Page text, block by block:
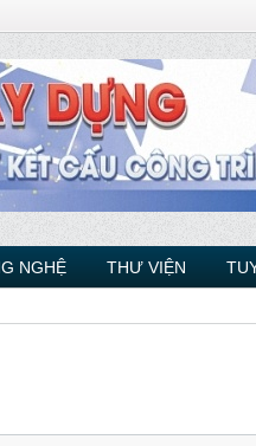
NGHỆ THƯ VIỆN